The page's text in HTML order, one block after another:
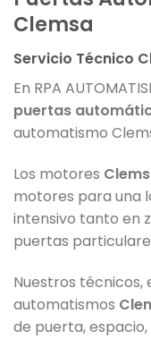
Clemsa
Servicio Técnico
En RPA
puertas
automatismo
Los motores
motores para una
intensivo tanto en
puertas
Nuestros técnicos,
automatismos
de puerta,